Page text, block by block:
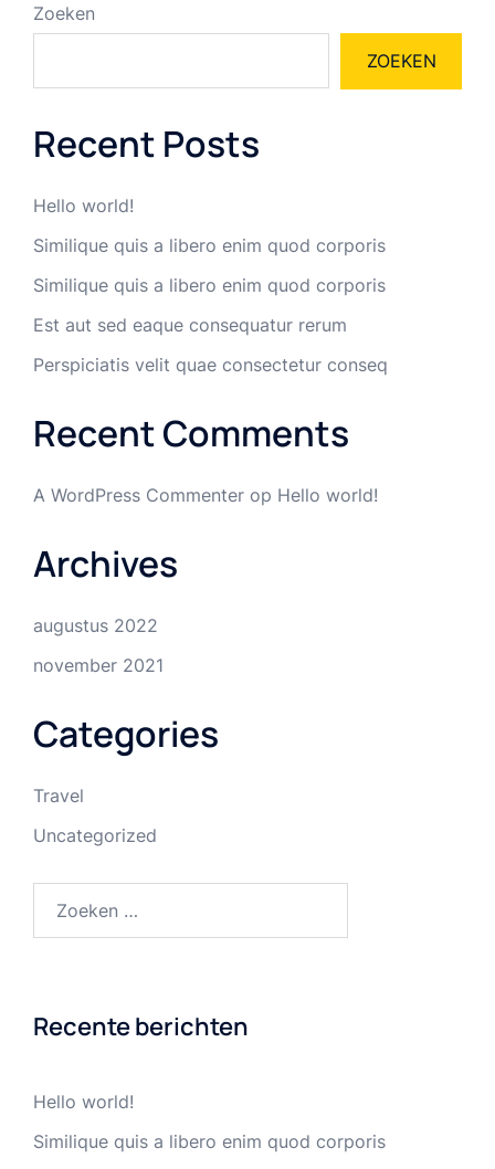
Zoeken
ZOEKEN
Recent Posts
Hello world!
Similique quis a libero enim quod corporis
Similique quis a libero enim quod corporis
Est aut sed eaque consequatur rerum
Perspiciatis velit quae consectetur conseq
Recent Comments
A WordPress Commenter op Hello world!
Archives
augustus 2022
november 2021
Categories
Travel
Uncategorized
Recente berichten
Hello world!
Similique quis a libero enim quod corporis